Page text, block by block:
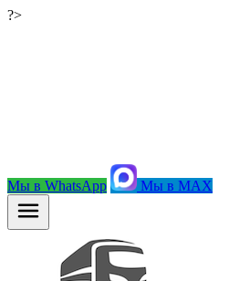
?>
Мы в WhatsApp Мы в MAX